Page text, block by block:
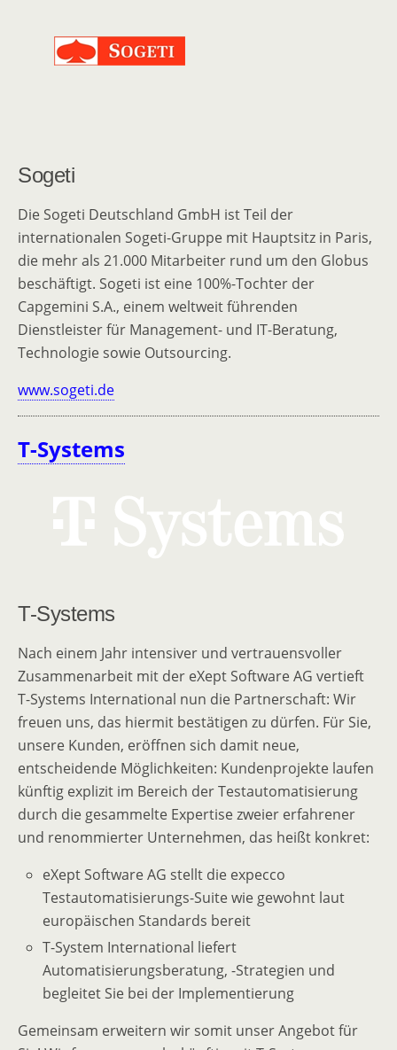
Sogeti
Die Sogeti Deutschland GmbH ist Teil der
internationalen Sogeti-Gruppe mit Hauptsitz in Paris,
die mehr als 21.000 Mitarbeiter rund um den Globus
beschäftigt. Sogeti ist eine 100%-Tochter der
Capgemini S.A., einem weltweit führenden
Dienstleister für Management- und IT-Beratung,
Technologie sowie Outsourcing.
www.sogeti.de
T-Systems
T-Systems
Nach einem Jahr intensiver und vertrauensvoller
Zusammenarbeit mit der eXept Software AG vertieft
T-Systems International nun die Partnerschaft: Wir
freuen uns, das hiermit bestätigen zu dürfen. Für Sie,
unsere Kunden, eröffnen sich damit neue,
entscheidende Möglichkeiten: Kundenprojekte laufen
künftig explizit im Bereich der Testautomatisierung
durch die gesammelte Expertise zweier erfahrener
und renommierter Unternehmen, das heißt konkret:
eXept Software AG stellt die expecco
Testautomatisierungs-Suite wie gewohnt laut
europäischen Standards bereit
T-System International liefert
Automatisierungsberatung, -Strategien und
begleitet Sie bei der Implementierung
Gemeinsam erweitern wir somit unser Angebot für